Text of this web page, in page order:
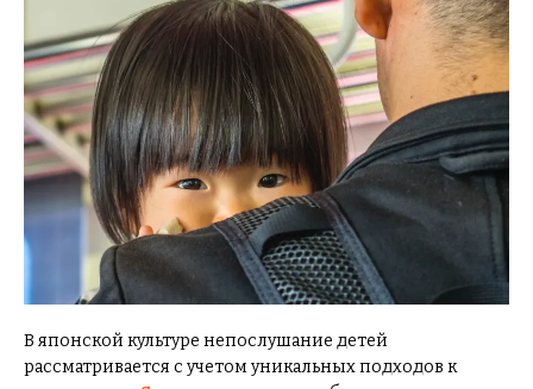
В японской культуре непослушание детей
рассматривается с учетом уникальных подходов к